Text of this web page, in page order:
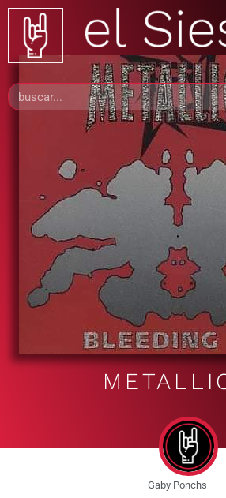
Gaby Ponchs